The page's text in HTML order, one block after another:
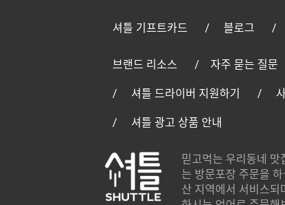
셔틀 기프트카드 블로그
브랜드 리소스 자주 묻는 질문
셔틀 드라이버 지원하기
셔틀 광고 상품 안내
믿고먹는 우리동네
는 방문포장 주문을
산 지역에서 서비스